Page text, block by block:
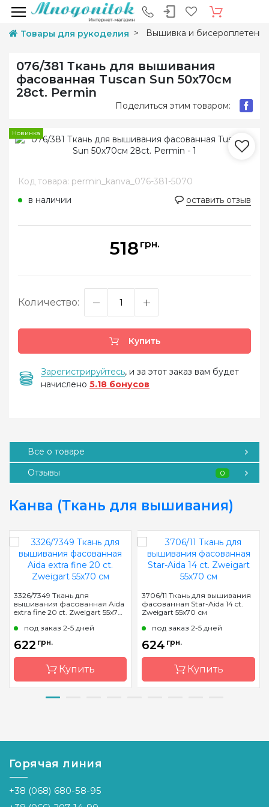
Товары для рукоделия Вышивка и
076/381 Ткань для вышивания
фасованная Tuscan Sun 50х70см
28ct. Permin
Поделиться этим товаром:
Новинка
Код товара: permin_kanva_076-381-5070
в наличии
оставить отзыв
518 грн.
Количество:
Купить
Зарегистрируйтесь, и за этот заказ вам будет
начислено 5.18 бонусов
Все о товаре
Отзывы
0
Канва (Ткань для вышивания)
3326/7349 Ткань для
вышивания фасованная Aida
extra fine 20 ct. Zweigart 55х70
под заказ 2-5 дней
622 грн.
Купить
Страна-
Германия
Расфасовка
фасованная
Каунт
20 (79 кл.
в 10см)
3706/11 Ткань для вышивания
фасованная Star-Aida 14 ct.
Zweigart 55х70 см
под заказ 2-5 дней
624 грн.
Купить
Страна-
Германия
Горячая линия
+38 (068) 680-58-95